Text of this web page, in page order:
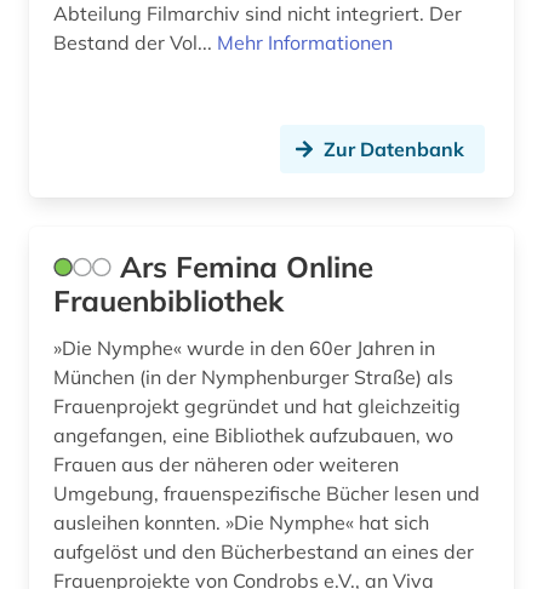
physik (1)
politikwissenschaft (4)
politische wissenschaft (2)
politologie (1)
portal (1)
portal &amp;lt;internet&amp;gt; (1)
Abteilung Filmarchiv sind nicht integriert. Der
Bestand der Vol... Mehr Informationen
Zur Datenbank
Ars Femina Online
Frauenbibliothek
»Die Nymphe« wurde in den 60er Jahren in
München (in der Nymphenburger Straße) als
Frauenprojekt gegründet und hat gleichzeitig
angefangen, eine Bibliothek aufzubauen, wo
Frauen aus der näheren oder weiteren
Umgebung, frauenspezifische Bücher lesen und
ausleihen konnten. »Die Nymphe« hat sich
aufgelöst und den Bücherbestand an eines der
Frauenprojekte von Condrobs e.V., an Viva